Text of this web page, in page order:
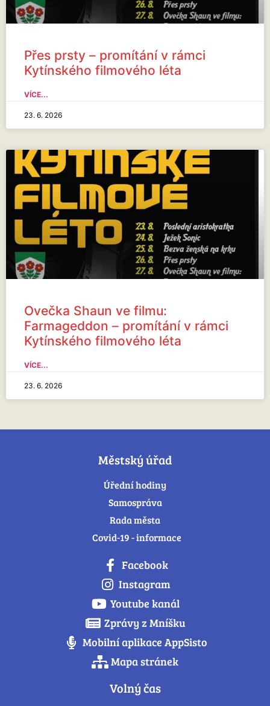
Přes prsty – promítání v rámci
Kytínského filmového léta
VÍCE...
23. 6. 2026
Ovečka Shaun ve filmu:
Farmageddon – promítání v rámci
Kytínského filmového léta
VÍCE...
23. 6. 2026
Městský úřad
Úřední hodiny
Samospráva
Rada města
Covid-19 - informace
Facebook
Instagram
Youtube kanál
Zprávy z Mníšku
Mobilní aplikace AppSisto
Mapa stránek
Volný čas